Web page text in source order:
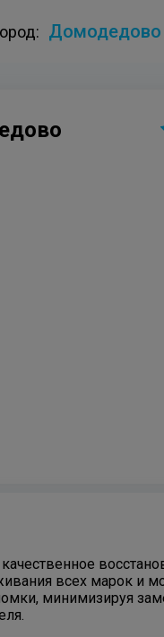
Домодедово
всех марок и
минимизируя